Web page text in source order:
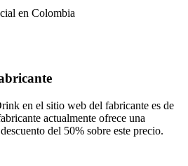
en Colombia
en el sitio web del fabricante es de
actualmente ofrece una
del 50% sobre este precio.